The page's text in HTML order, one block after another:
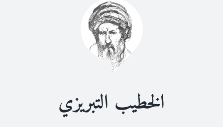
أبو العلاء المعري
مكتبة المعري
الخطيب التبريزي